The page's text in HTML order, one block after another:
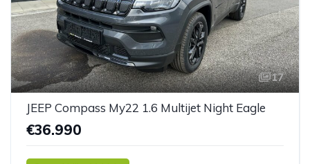
17
JEEP Compass My22 1.6 Multijet Night Eagle
€36.990